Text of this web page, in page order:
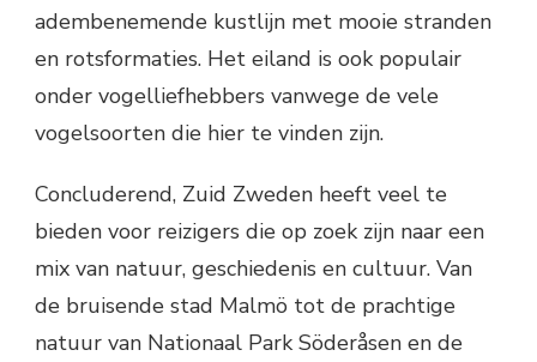
adembenemende kustlijn met mooie stranden
en rotsformaties. Het eiland is ook populair
onder vogelliefhebbers vanwege de vele
vogelsoorten die hier te vinden zijn.
Concluderend, Zuid Zweden heeft veel te
bieden voor reizigers die op zoek zijn naar een
mix van natuur, geschiedenis en cultuur. Van
de bruisende stad Malmö tot de prachtige
natuur van Nationaal Park Söderåsen en de